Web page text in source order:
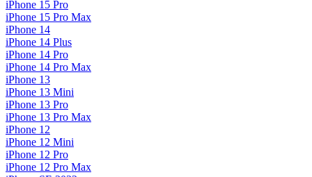
iPhone 15 Pro
iPhone 15 Pro Max
iPhone 14
iPhone 14 Plus
iPhone 14 Pro
iPhone 14 Pro Max
iPhone 13
iPhone 13 Mini
iPhone 13 Pro
iPhone 13 Pro Max
iPhone 12
iPhone 12 Mini
iPhone 12 Pro
iPhone 12 Pro Max